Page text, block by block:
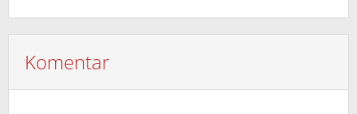
Komentar